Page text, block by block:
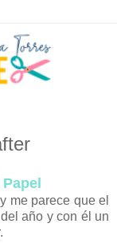
me parece que el
año y con él un